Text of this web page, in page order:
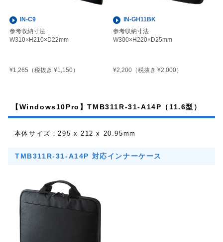
IN-C9
参考収納寸法
W310×H210×D22mm
¥1,265 （税抜き ¥1,150）
IN-GH11BK
参考収納寸法
W300×H220×D25mm
¥2,200 （税抜き ¥2,000）
【Windows10Pro】TMB311R-31-A14P（11.6型）
本体サイズ：295 x 212 x 20.95mm
TMB311R-31-A14P 対応インナーケース